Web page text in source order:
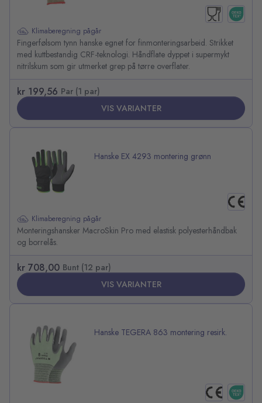
Klimaberegning pågår
Fingerfølsom tynn hanske egnet for finmonteringsarbeid. Strikket
med kuttbestandig CRF-teknologi. Håndflate dyppet i supermykt
nitrilskum som gir utmerket grep på tørre overflater.
VIS VARIANTER
kr 199,56 Par (1 par)
Hanske EX 4293 montering grønn
Klimaberegning pågår
Monteringshansker MacroSkin Pro med elastisk polyesterhåndbak
og borrelås.
VIS VARIANTER
kr 708,00 Bunt (12 par)
Hanske TEGERA 863 montering resirk.